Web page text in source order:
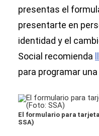
presentas el
presentarte en
identidad y el
Social recomienda
para programar
El formulario para tarjeta
SSA)